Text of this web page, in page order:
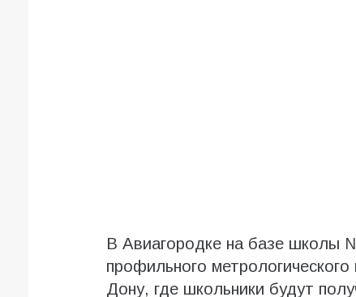
В Авиагородке на базе школы
профильного
Дону, где школьники будут